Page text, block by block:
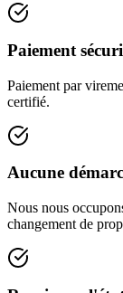
Paiement
Paiement par
certifié.
Aucune
Nous nous
changement de